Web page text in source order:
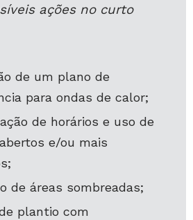
ações no curto
de um plano de
para ondas de calor;
de horários e uso de
e/ou mais
de áreas sombreadas;
plantio com